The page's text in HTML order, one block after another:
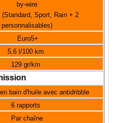
by-wire
(Standard, Sport, Rain + 2
personnalisables)
Euro5+
5,6 l/100 km
129 gr/km
bain d'huile avec antidribble
6 rapports
Par chaîne